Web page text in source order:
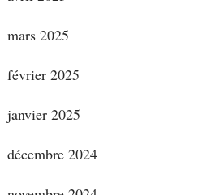
mars 2025
février 2025
janvier 2025
décembre 2024